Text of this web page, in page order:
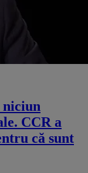
niciun
CCR a
că sunt